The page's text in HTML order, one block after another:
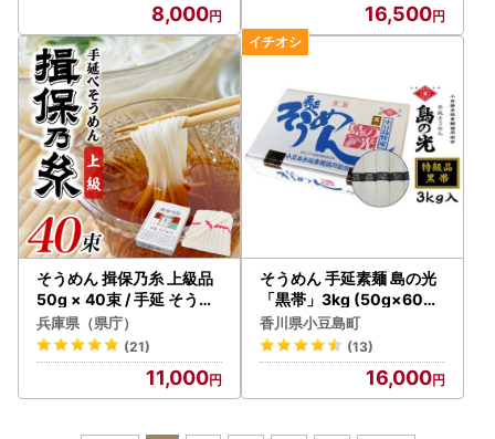
8,000 16,500
そうめん 揖保乃糸 上級品
50g × 40束 / 手延 そうめ
ん
兵庫県（県庁）
(21)
11,000
そうめん 手延素麺 島の光
「黒帯」3kg (50g×60束)
特級品 素麺
香川県小豆島町
(13)
16,000